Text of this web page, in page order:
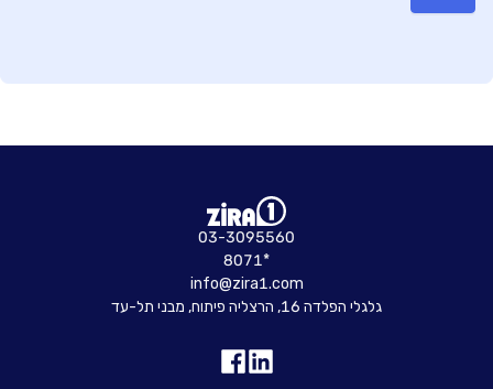
03-3095560
8071*
info@zira1.com
גלגלי הפלדה 16, הרצליה פיתוח, מבני תל-עד